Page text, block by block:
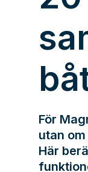
För
utan
Här